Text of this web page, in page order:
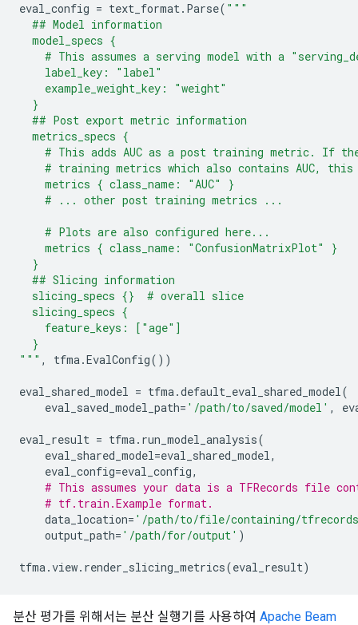
eval_config = text_format. Parse( """
  ## Model information
  model_specs {
# This assumes a serving model with a
    label_key: "label"
    example_weight_key: "weight"
  }
  ## Post export metric information
  metrics_specs {
# This adds AUC as a post training metric. If
# training metrics which also contains AUC,
    metrics { class_name: "AUC" }
    # ... other post training metrics ...
    # Plots are also configured here...
    metrics { class_name: "ConfusionMatrixPlot" }
  }
  ## Slicing information
  slicing_specs
{}
  # overall slice
  slicing_specs {
    feature_keys: ["age"]
  }
""" , tfma.EvalConfig())
eval_shared_model = tfma.default_eval_shared_model(
eval_saved_model_path= '/path/to/saved/model' ,
eval_result = tfma. run_model_analysis(
eval_shared_model=eval_shared_model,
eval_config=eval_config,
# This assumes your data is a TFRecords file
# tf.train.Example format.
data_location= '/path/to/file/containing/
output_path= '/path/for/output' )
tfma.view. render_slicing_metrics(eval_result)
분산 평가를 위해서는 분산 실행기를 사용하여 Apache Beam